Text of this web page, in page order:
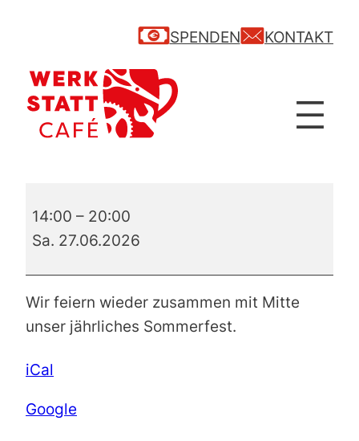
SPENDEN KONTAKT
14:00 – 20:00
Sa. 27.06.2026
Wir feiern wieder zusammen mit Mitte
unser jährliches Sommerfest.
iCal
Google